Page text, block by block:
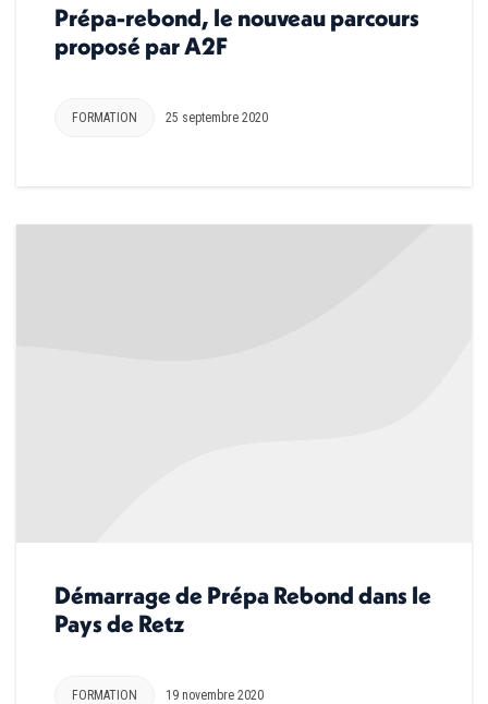
Prépa-rebond, le nouveau parcours
proposé par A2F
FORMATION 25 septembre 2020
Démarrage de Prépa Rebond dans le
Pays de Retz
FORMATION 19 novembre 2020